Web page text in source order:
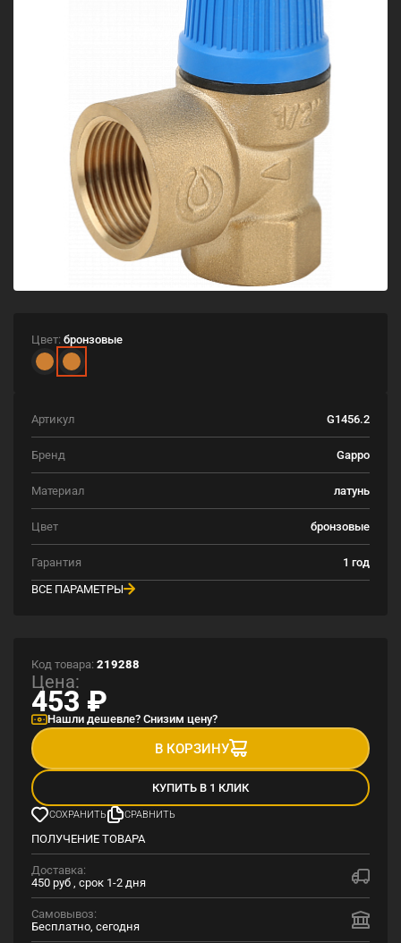
Цвет: бронзовые
Артикул G1456.2
Бренд Gappo
Материал латунь
Цвет бронзовые
Гарантия
1 год
ВСЕ ПАРАМЕТРЫ
Код товара: 219288
Цена:
453 ₽
Нашли дешевле? Снизим цену?
В КОРЗИНУ
КУПИТЬ В 1 КЛИК
СОХРАНИТЬ СРАВНИТЬ
ПОЛУЧЕНИЕ ТОВАРА
Доставка:
450 руб , срок 1-2 дня
Самовывоз:
Бесплатно, сегодня